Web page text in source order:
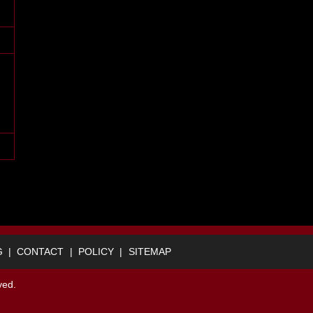
CONTACT POLICY SITEMAP